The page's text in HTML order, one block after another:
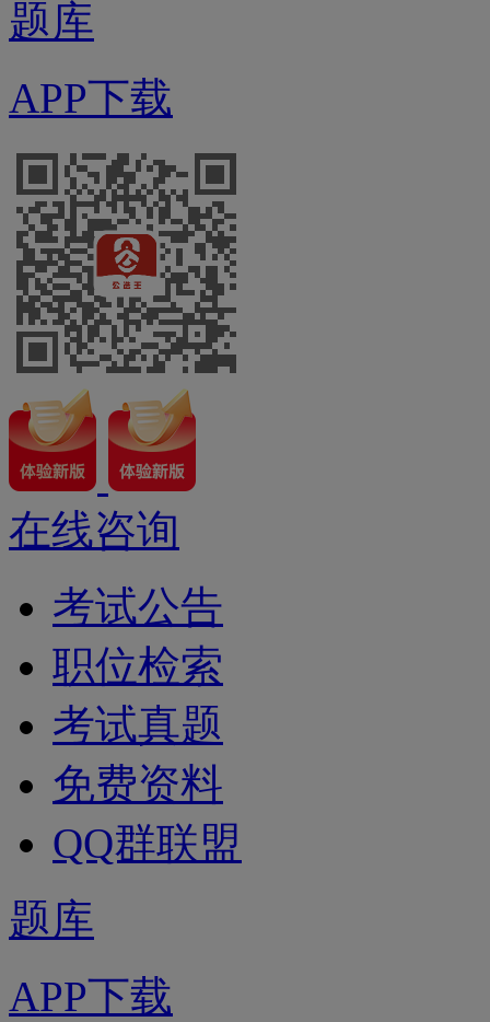
题库
APP下载
在线咨询
考试公告
职位检索
考试真题
免费资料
QQ群联盟
题库
APP下载